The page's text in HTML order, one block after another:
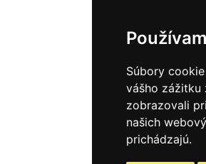
Súbory
vášho zážitku
zobrazovali
našich
prichádzajú.